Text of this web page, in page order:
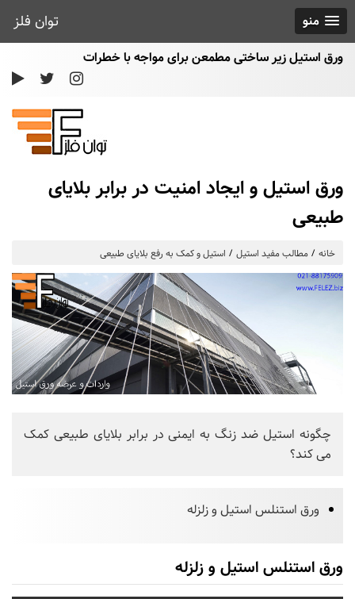
توان فلز
منو
ورق استیل زیر ساختی مطمعن برای مواجه با خطرات
ورق استیل و ایجاد امنیت در برابر بلایای
طبیعی
خانه مطالب مفید استیل استیل و کمک به رفع بلایای طبیعی
چگونه استیل ضد زنگ به ایمنی در برابر بلایای طبیعی کمک
می کند؟
ورق استنلس استیل و زلزله
ورق استنلس استیل و زلزله